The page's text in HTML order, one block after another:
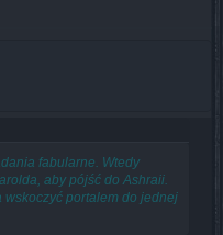
fabularne. Wtedy
aby pójść do Ashraii.
portalem do jednej